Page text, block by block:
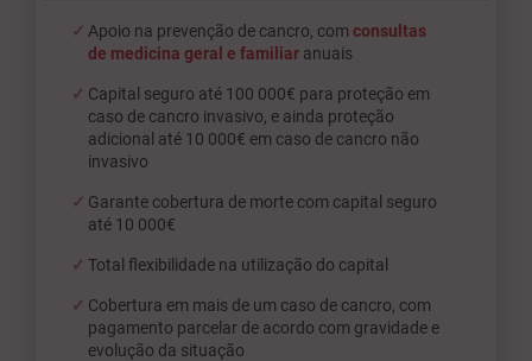
Apoio na prevenção de cancro, comconsultas
de medicina geral e familiar anuais
Capital seguro até 100 000€ para proteção em
caso de cancro invasivo, e ainda proteção
adicional até 10 000€ em caso de cancro não
invasivo
Garante cobertura de morte com capital seguro
até 10 000€
Total flexibilidade na utilização do capital
Cobertura em mais de um caso de cancro, com
pagamento parcelar de acordo com gravidade e
evolução da situação